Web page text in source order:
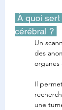
cérébral ?
Un
des
organes
Il
une